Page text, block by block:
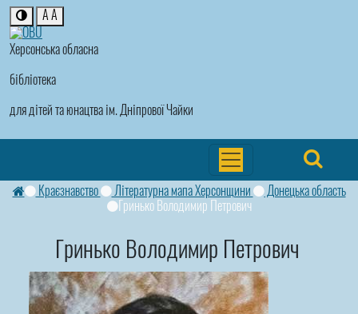
Херсонська обласна
бібліотека
для дітей та юнацтва ім. Дніпрової Чайки
A A
Краєзнавство Літературна мапа Херсонщини
Донецька область
Гринько Володимир Петрович
Гринько Володимир Петрович